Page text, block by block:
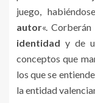
juego,
autor«.
identidad y de
conceptos que
los que se
la entidad